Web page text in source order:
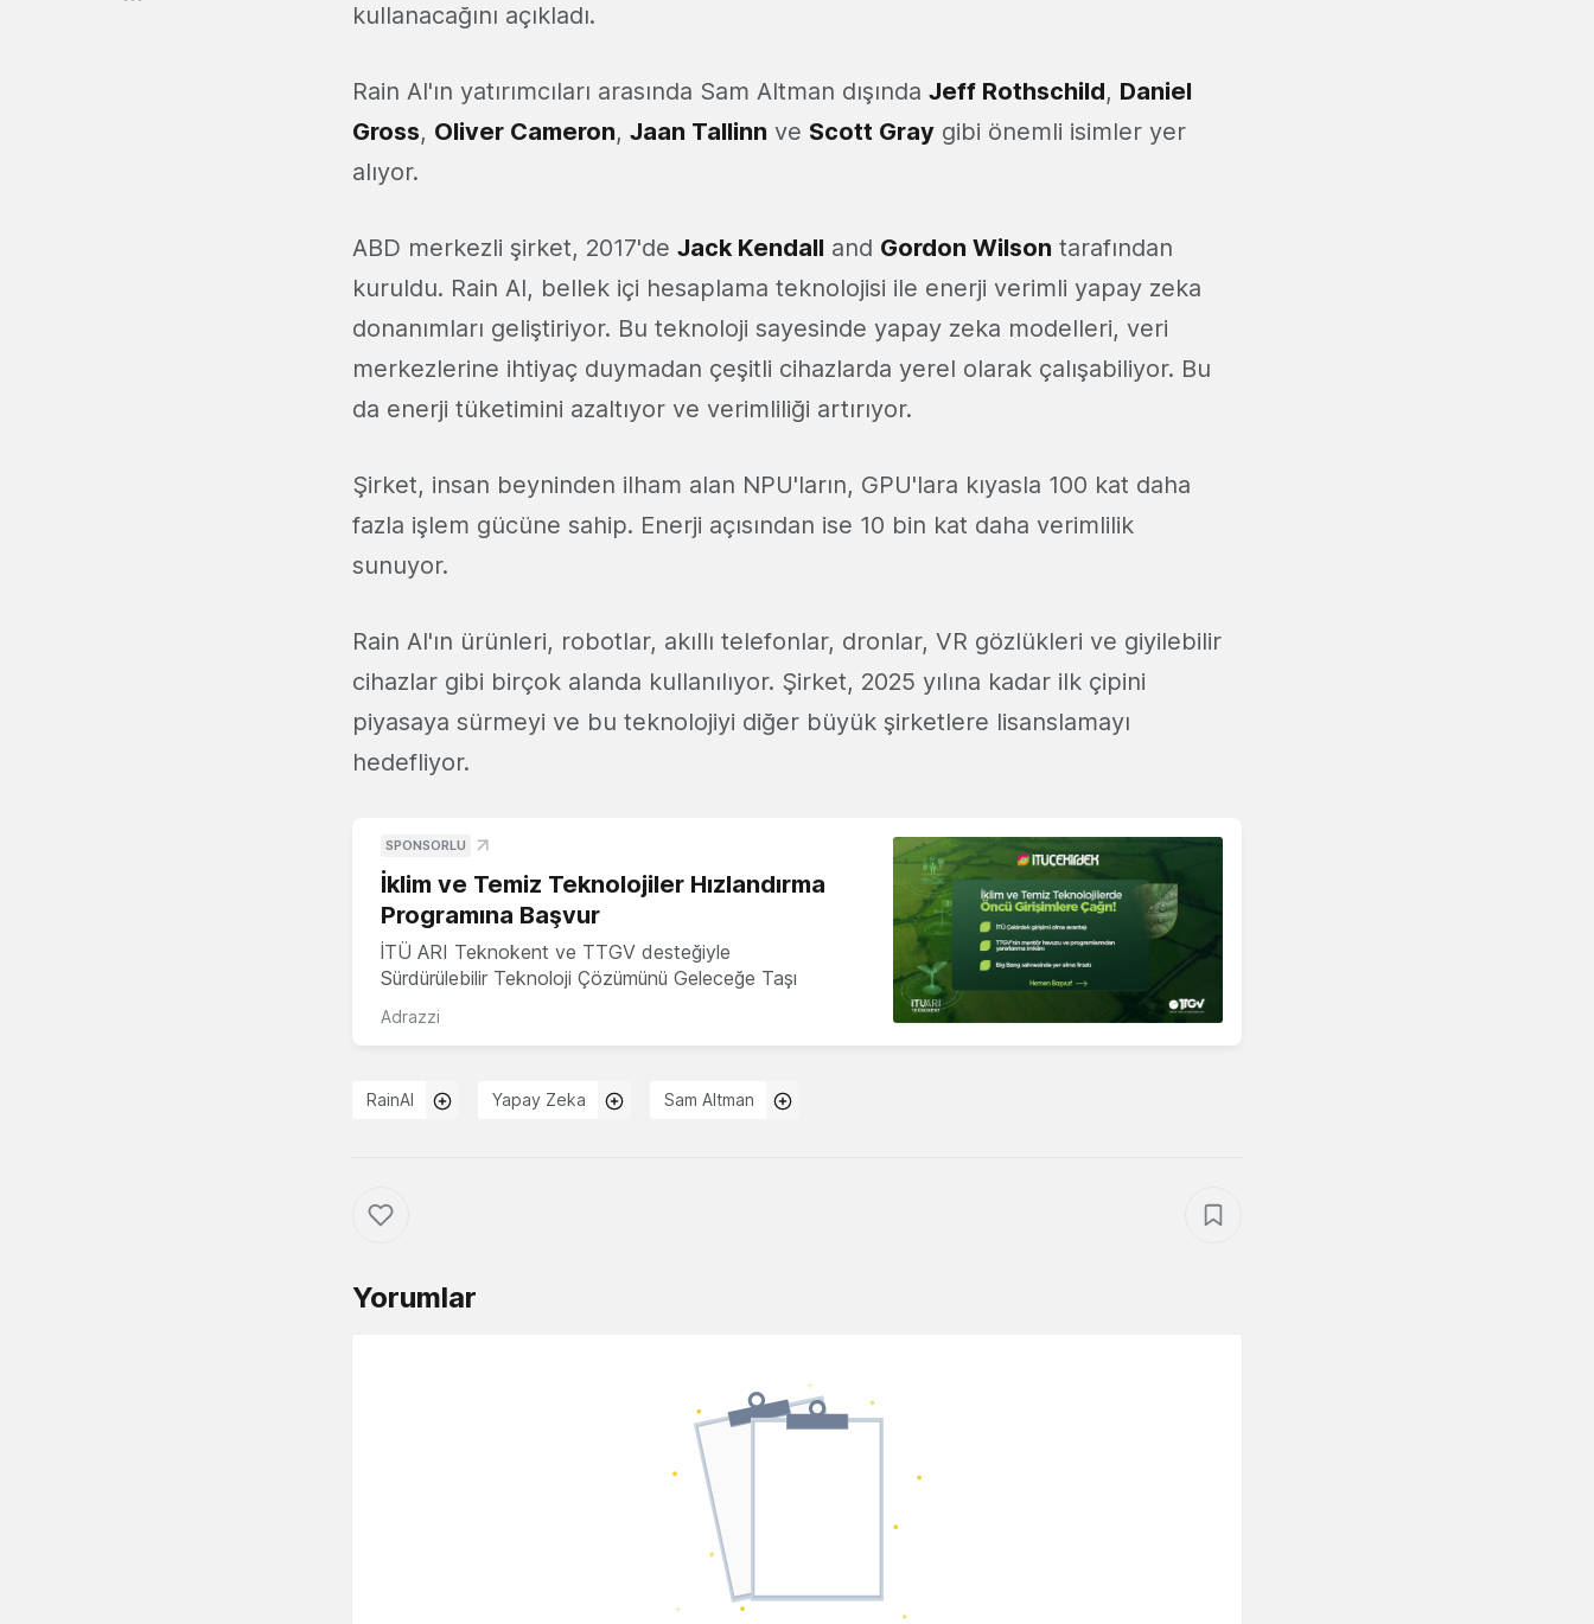
kullanacağını açıkladı.
Rain AI'ın yatırımcıları arasında Sam Altman dışında Jeff Rothschild, Daniel
Gross, Oliver Cameron, Jaan Tallinn ve Scott Gray gibi önemli isimler yer
alıyor.
ABD merkezli şirket, 2017'de Jack Kendall and Gordon Wilson tarafından
kuruldu. Rain AI, bellek içi hesaplama teknolojisi ile enerji verimli yapay zeka
donanımları geliştiriyor. Bu teknoloji sayesinde yapay zeka modelleri, veri
merkezlerine ihtiyaç duymadan çeşitli cihazlarda yerel olarak çalışabiliyor. Bu
da enerji tüketimini azaltıyor ve verimliliği artırıyor.
Şirket, insan beyninden ilham alan NPU'ların, GPU'lara kıyasla 100 kat daha
fazla işlem gücüne sahip. Enerji açısından ise 10 bin kat daha verimlilik
sunuyor.
Rain AI'ın ürünleri, robotlar, akıllı telefonlar, dronlar, VR gözlükleri ve giyilebilir
cihazlar gibi birçok alanda kullanılıyor. Şirket, 2025 yılına kadar ilk çipini
piyasaya sürmeyi ve bu teknolojiyi diğer büyük şirketlere lisanslamayı
hedefliyor.
SPONSORLU
İklim ve Temiz Teknolojiler Hızlandırma
Programına Başvur
İTÜ ARI Teknokent ve TTGV desteğiyle
Sürdürülebilir Teknoloji Çözümünü Geleceğe Taşı
Adrazzi
RainAI Yapay Zeka Sam Altman
Yorumlar